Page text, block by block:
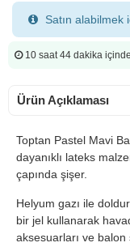
Satın alabilmek
10 saat 44 dakika
Ürün Açıklaması
Toptan Pastel Mavi
dayanıklı lateks
çapında şişer.
Helyum gazı ile
bir jel kullanarak
aksesuarları ve